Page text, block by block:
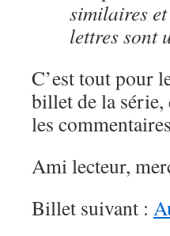
similaires
lettres sont
C’est tout pour
billet de la
les
Ami lecteur,
Billet suivant :